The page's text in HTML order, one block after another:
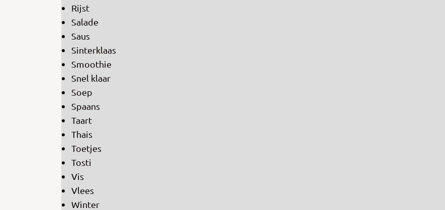
Rijst
Salade
Saus
Sinterklaas
Smoothie
Snel klaar
Soep
Spaans
Taart
Thais
Toetjes
Tosti
Vis
Vlees
Winter